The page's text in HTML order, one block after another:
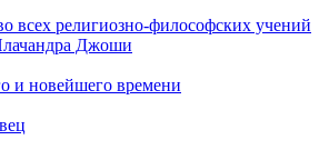
всех религиозно-философских учений
Джоши
и новейшего времени